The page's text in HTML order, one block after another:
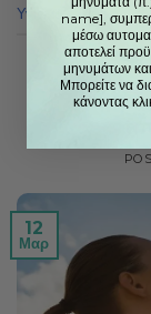
Υγιεινά τρόφιμα
7
12
Μαρ
name],
μέσω
αποτελεί
μηνυμάτων
Μπορείτε να
κάνοντας